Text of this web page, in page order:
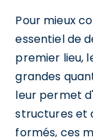
Pour mieux
essentiel de
premier lieu,
grandes
leur permet
structures et
formés, ces